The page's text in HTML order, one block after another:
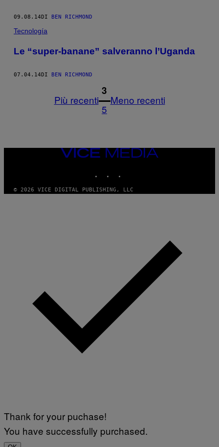
09.08.14DI BEN RICHMOND
Tecnología
Le “super-banane” salveranno l’Uganda
07.04.14DI BEN RICHMOND
Più recenti
1
3
5
Meno recenti
VICE
MEDIA
© 2026 VICE DIGITAL PUBLISHING, LLC
Thank for your puchase!
You have successfully purchased.